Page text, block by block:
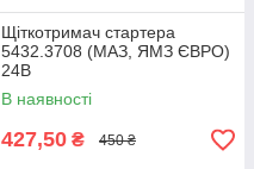
Щіткотримач стартера
5432.3708 (МАЗ, ЯМЗ ЄВРО)
24В
В наявності
427,50 ₴ 450 ₴